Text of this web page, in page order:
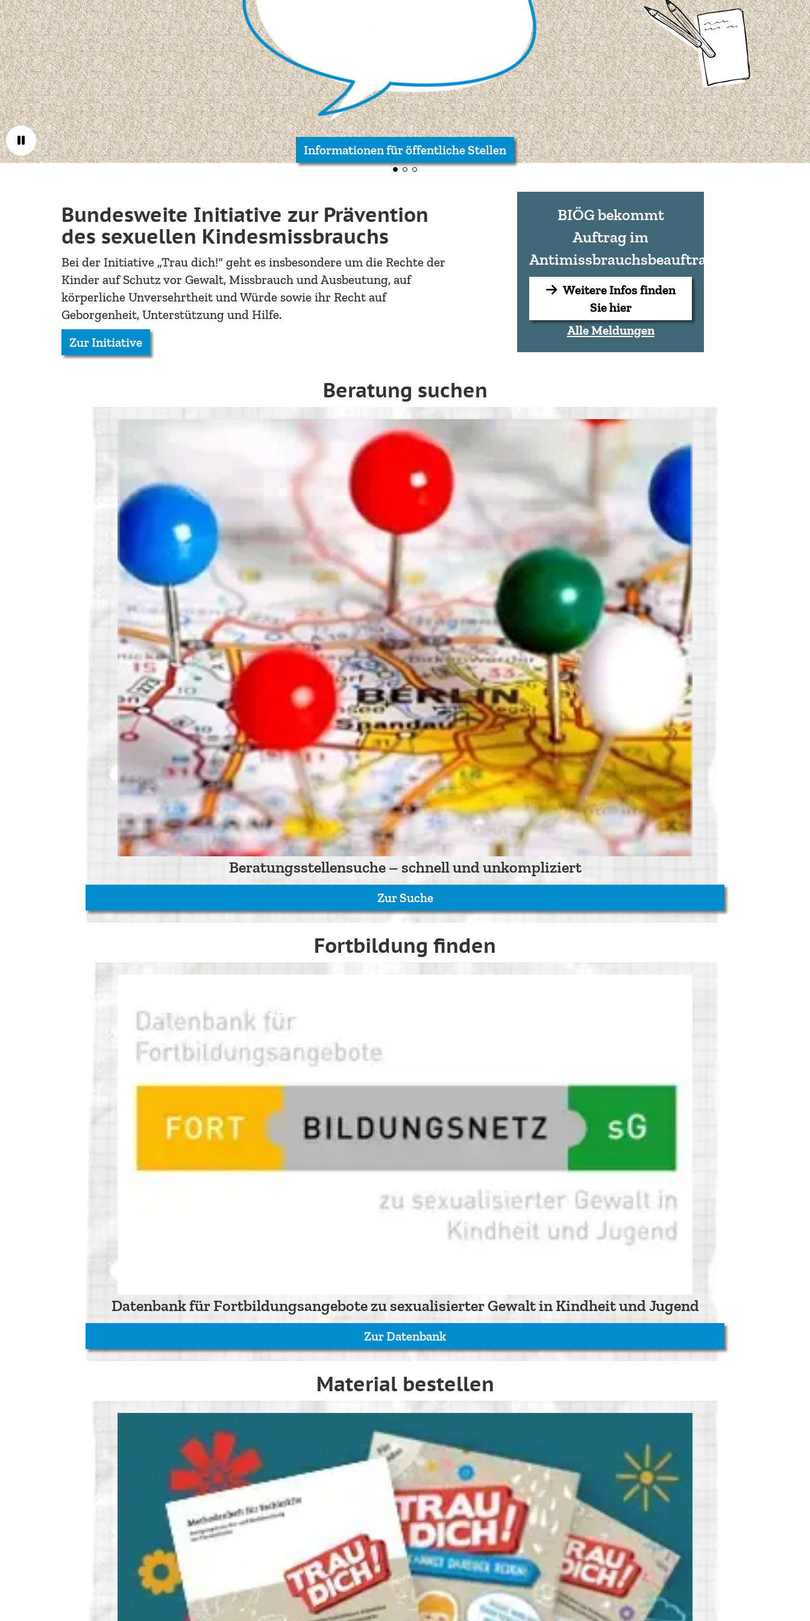
P
"
Informationen für pädagogische Fachkräfte
Bundesweite Initiative zur Prävention
des sexuellen Kindesmissbrauchs
Bei der Initiative „Trau dich!“ geht es insbesondere um die Rechte der
Kinder auf Schutz vor Gewalt, Missbrauch und Ausbeutung, auf
körperliche Unversehrtheit und Würde sowie ihr Recht auf
Geborgenheit, Unterstützung und Hilfe.
Zur Initiative
BIÖG bekommt
Auftrag im
Antimissbrauchsbeauftragtengesetz
Weitere Infos finden
Sie hier
Alle Meldungen
Beratung suchen
Beratungsstellensuche – schnell und unkompliziert
Zur Suche
Fortbildung finden
Datenbank für Fortbildungsangebote zu sexualisierter Gewalt in Kindheit und Jugend
Zur Datenbank
Material bestellen